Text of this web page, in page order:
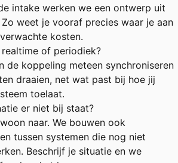
intake werken we een ontwerp uit
weet je vooraf precies waar je aan
kosten.
of periodiek?
de koppeling meteen synchroniseren
draaien, net wat past bij hoe jij
toelaat.
er niet bij staat?
naar. We bouwen ook
tussen systemen die nog niet
Beschrijf je situatie en we